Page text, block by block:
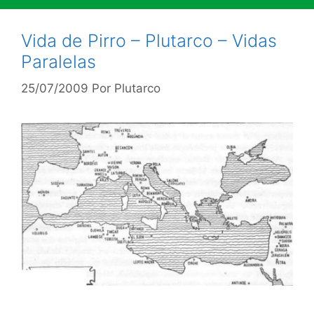
Vida de Pirro – Plutarco – Vidas
Paralelas
25/07/2009 Por Plutarco